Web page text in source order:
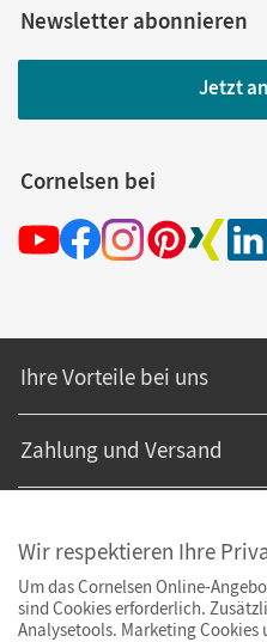
Newsletter abonnieren
Jetzt
Cornelsen bei
Ihre Vorteile bei uns
Zahlung und Versand
Wir respektieren Ihre
Um das Cornelsen Online-
sind Cookies erforderlich.
Analysetools. Marketing